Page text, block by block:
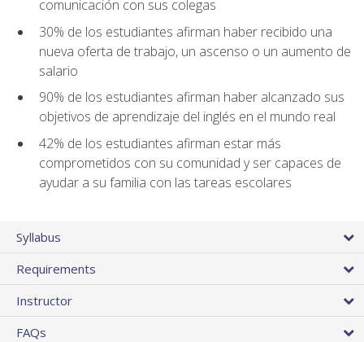
comunicación con sus colegas
30% de los estudiantes afirman haber recibido una
nueva oferta de trabajo, un ascenso o un aumento de
salario
90% de los estudiantes afirman haber alcanzado sus
objetivos de aprendizaje del inglés en el mundo real
42% de los estudiantes afirman estar más
comprometidos con su comunidad y ser capaces de
ayudar a su familia con las tareas escolares
Syllabus
Requirements
Instructor
FAQs